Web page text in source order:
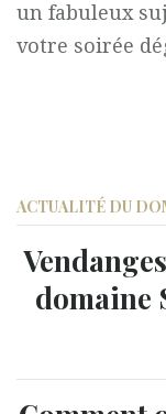
un fabuleux
votre soirée
ACTUALITÉ DU
domaine